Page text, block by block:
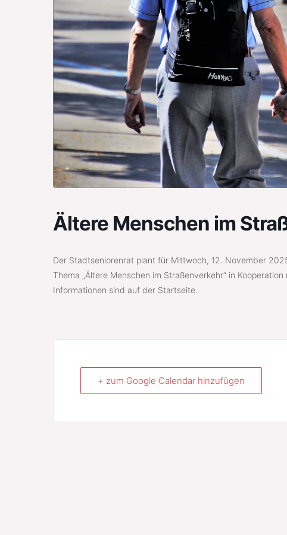
Ältere Menschen im
Der Stadtseniorenrat plant für Mittwoch, 12. November
Thema „Ältere Menschen im Straßenverkehr“ in
Informationen sind auf der Startseite.
+ zum Google Calendar hinzufügen